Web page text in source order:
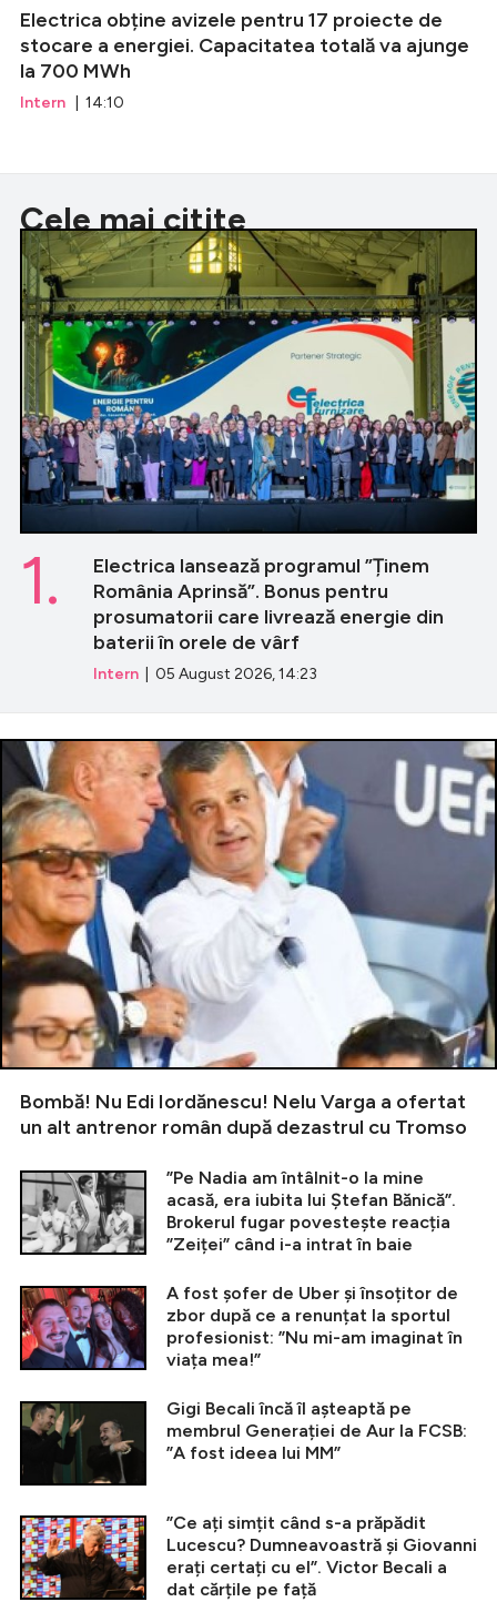
Electrica obține avizele pentru 17 proiecte de
stocare a energiei. Capacitatea totală va ajunge
la 700 MWh
Intern | 14:10
Cele mai citite
Electrica lansează programul ”Ținem
România Aprinsă”. Bonus pentru
prosumatorii care livrează energie din
baterii în orele de vârf
Intern | 05 August 2026, 14:23
1.
Bombă! Nu Edi Iordănescu! Nelu Varga a ofertat
un alt antrenor român după dezastrul cu Tromso
”Pe Nadia am întâlnit-o la mine
acasă, era iubita lui Ștefan Bănică”.
Brokerul fugar povestește reacția
”Zeiței” când i-a intrat în baie
A fost șofer de Uber și însoțitor de
zbor după ce a renunțat la sportul
profesionist: ”Nu mi-am imaginat în
viața mea!”
Gigi Becali încă îl așteaptă pe
membrul Generației de Aur la FCSB:
”A fost ideea lui MM”
”Ce ați simțit când s-a prăpădit
Lucescu? Dumneavoastră și Giovanni
erați certați cu el”. Victor Becali a
dat cărțile pe față